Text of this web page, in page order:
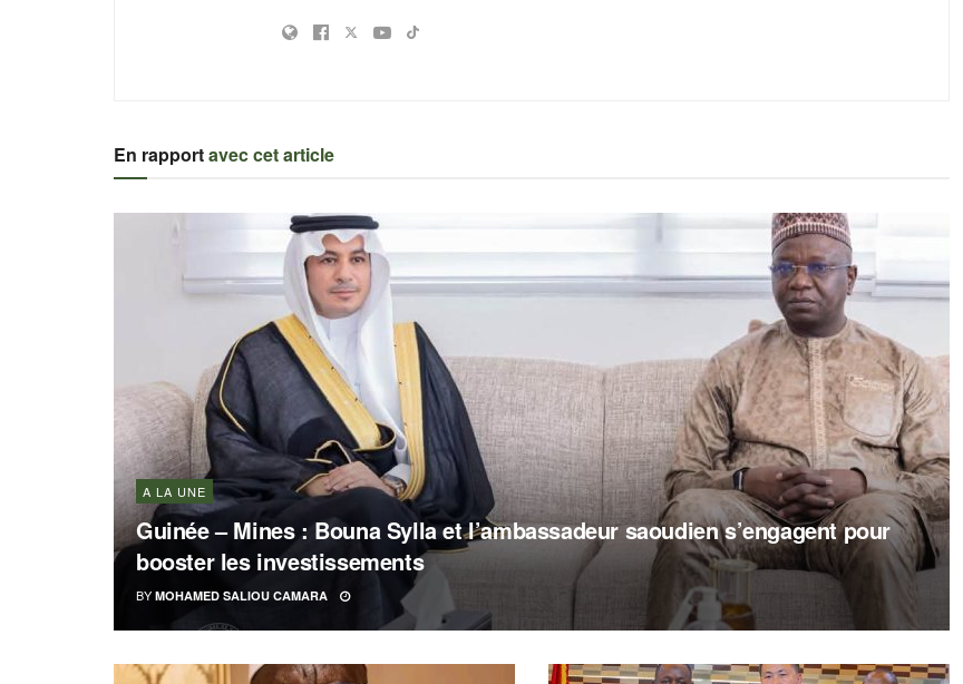
En rapportavec cet article
A LA UNE
Guinée – Mines : Bouna Sylla et l’ambassadeur saoudien s’engagent pour
booster les investissements
BY MOHAMED SALIOU CAMARA